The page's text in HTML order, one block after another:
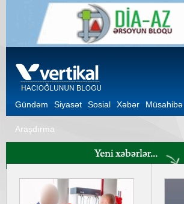
Gündəm Siyasət Sosial Xəbər Müsahibə
Araşdırma